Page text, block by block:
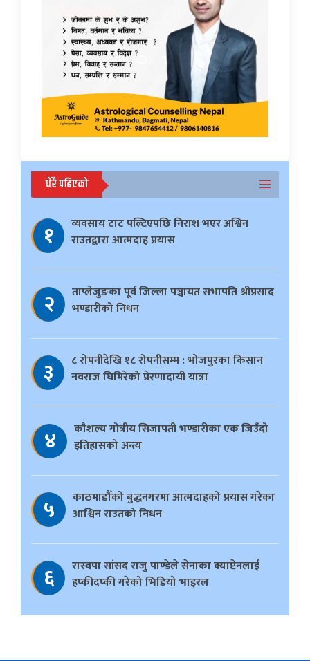
धेरै पढिएको
१
व्यवसाय टाट पल्टिएपछि निराश भएर अश्विन
राउतद्वारा आत्मदाह प्रयास
२
ताप्लेजुङका पूर्व जिल्ला पञ्चायत सभापति श्रीप्रसाद
भण्डारीको निधन
३
८ रोपनीदेखि १८ रोपनीसम्म : भोजपुरका किसान
नवराज घिमिरेको प्रेरणादायी यात्रा
४
काैशल्य गोत्रीय सिजापती भण्डारीका एक जिउँदो
इतिहासको अन्त्य
५
काठमाडौँको बुद्धनगरमा आत्मदाहको प्रयास गरेका
आश्विन राउतको निधन
६
रास्वपा सांसद राजु पाण्डेले सेनाका क्याप्टेनलाई
हप्कीदप्की गरेको भिडियो भाइरल